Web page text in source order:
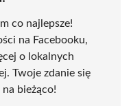
co najlepsze!
na Facebooku,
o lokalnych
Twoje zdanie się
bieżąco!